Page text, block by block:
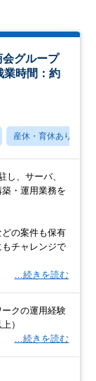
会グループ
業時間：約
産休・育休あり
、サーバ、
・運用業務を
どの案件も保有
チャレンジで
…続きを読む
クの運用経験
）
…続きを読む